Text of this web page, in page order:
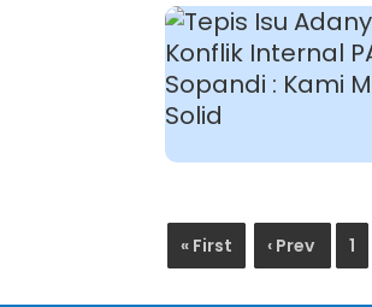
« First ‹ Prev 1